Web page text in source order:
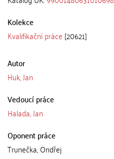
Kolekce
Kvalifikační práce [20621]
Autor
Huk, Jan
Vedoucí práce
Halada, Jan
Oponent práce
Trunečka, Ondřej